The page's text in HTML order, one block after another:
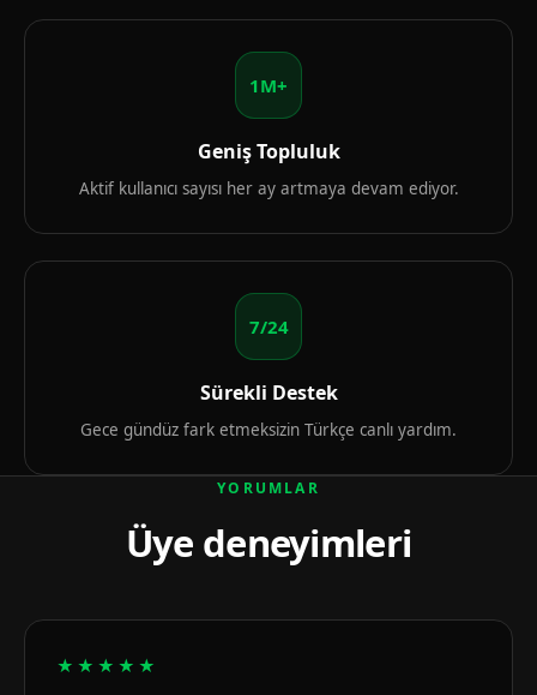
1M+
Geniş Topluluk
Aktif kullanıcı sayısı her ay artmaya devam ediyor.
7/24
Sürekli Destek
Gece gündüz fark etmeksizin Türkçe canlı yardım.
YORUMLAR
Üye deneyimleri
★★★★★